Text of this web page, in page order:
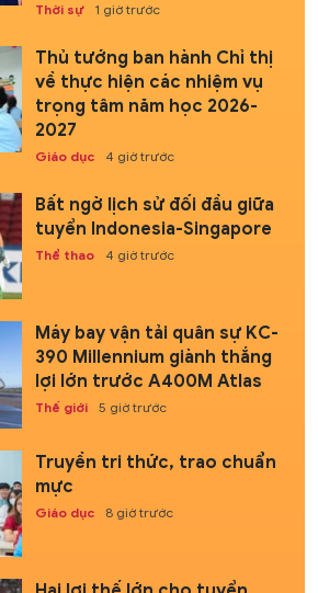
Thời sự 1 giờ trước
Thủ tướng ban hành Chỉ thị
về thực hiện các nhiệm vụ
trọng tâm năm học 2026-
2027
Giáo dục 4 giờ trước
Bất ngờ lịch sử đối đầu giữa
tuyển Indonesia-Singapore
Thể thao 4 giờ trước
Máy bay vận tải quân sự KC-
390 Millennium giành thắng
lợi lớn trước A400M Atlas
Thế giới 5 giờ trước
Truyền tri thức, trao chuẩn
mực
Giáo dục 8 giờ trước